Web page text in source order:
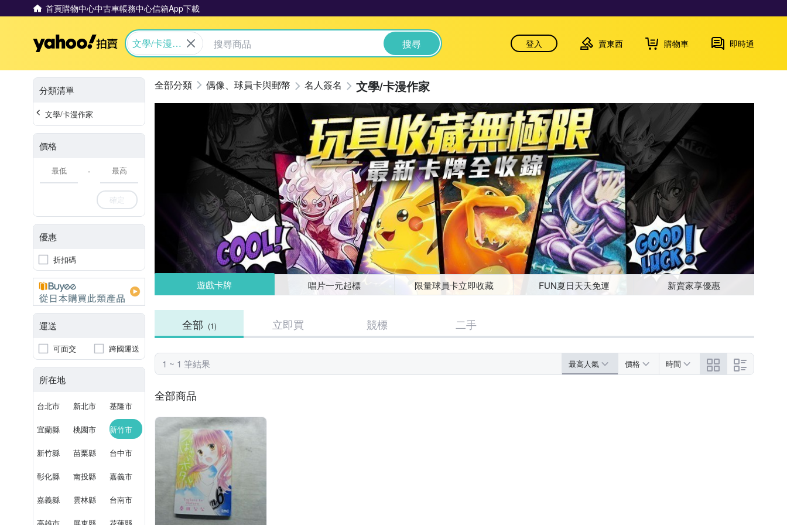
首頁購物中心中古車帳務中心信箱App下載
Yahoo拍賣
文學/卡漫作
搜尋 登入 賣東西 購物車 即時通
分類清單
文學/卡漫作家
價格
-
確定
優惠
折扣碼
運送
可面交 跨國運送
所在地
台北市 新北市 基隆市
宜蘭縣 桃園市 新竹市
新竹縣 苗栗縣 台中市
彰化縣 南投縣 嘉義市
嘉義縣 雲林縣 台南市
偶像、球員卡與郵幣 名人簽名 文學/卡漫作家
遊戲卡牌 唱片一元起標 限量球員卡立即收藏 FUN夏日天天免運 新賣家享優惠
全部 (1) 立即買 競標 二手
1 ~ 1 筆結果 最高人氣 價格 時間
全部商品